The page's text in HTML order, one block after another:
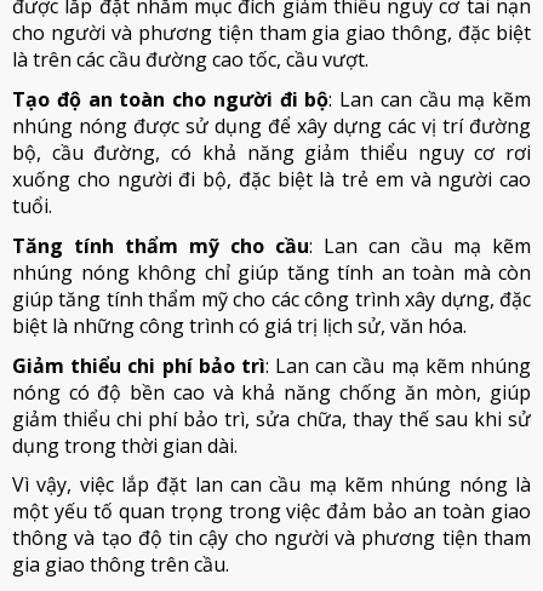
được lắp đặt nhằm mục đích giảm thiểu nguy cơ tai nạn
cho người và phương tiện tham gia giao thông, đặc biệt
là trên các cầu đường cao tốc, cầu vượt.
Tạo độ an toàn cho người đi bộ: Lan can cầu mạ kẽm
nhúng nóng được sử dụng để xây dựng các vị trí đường
bộ, cầu đường, có khả năng giảm thiểu nguy cơ rơi
xuống cho người đi bộ, đặc biệt là trẻ em và người cao
tuổi.
Tăng tính thẩm mỹ cho cầu: Lan can cầu mạ kẽm
nhúng nóng không chỉ giúp tăng tính an toàn mà còn
giúp tăng tính thẩm mỹ cho các công trình xây dựng, đặc
biệt là những công trình có giá trị lịch sử, văn hóa.
Giảm thiểu chi phí bảo trì: Lan can cầu mạ kẽm nhúng
nóng có độ bền cao và khả năng chống ăn mòn, giúp
giảm thiểu chi phí bảo trì, sửa chữa, thay thế sau khi sử
dụng trong thời gian dài.
Vì vậy, việc lắp đặt lan can cầu mạ kẽm nhúng nóng là
một yếu tố quan trọng trong việc đảm bảo an toàn giao
thông và tạo độ tin cậy cho người và phương tiện tham
gia giao thông trên cầu.